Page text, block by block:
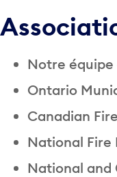
Notre équipe
Ontario
Canadian
National Fire
National and